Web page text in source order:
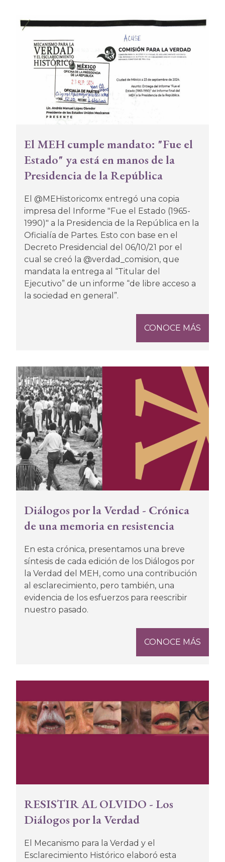
El MEH cumple mandato: "Fue el
Estado" ya está en manos de la
Presidencia de la República
El @MEHistoricomx entregó una copia
impresa del Informe "Fue el Estado (1965-
1990)" a la Presidencia de la República en la
Oficialía de Partes. Esto con base en el
Decreto Presidencial del 06/10/21 por el
cual se creó la @verdad_comision, que
mandata la entrega al “Titular del
Ejecutivo” de un informe “de libre acceso a
la sociedad en general”.
CONOCE MÁS
Diálogos por la Verdad - Crónica
de una memoria en resistencia
En esta crónica, presentamos una breve
síntesis de cada edición de los Diálogos por
la Verdad del MEH, como una contribución
al esclarecimiento, pero también, una
evidencia de los esfuerzos para reescribir
nuestro pasado.
CONOCE MÁS
RESISTIR AL OLVIDO - Los
Diálogos por la Verdad
El Mecanismo para la Verdad y el
Esclarecimiento Histórico elaboró esta